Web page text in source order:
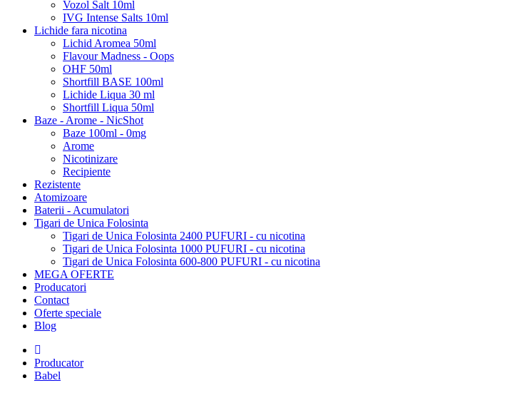
Vozol Salt 10ml
IVG Intense Salts 10ml
Lichide fara nicotina
Lichid Aromea 50ml
Flavour Madness - Oops
OHF 50ml
Shortfill BASE 100ml
Lichide Liqua 30 ml
Shortfill Liqua 50ml
Baze - Arome - NicShot
Baze 100ml - 0mg
Arome
Nicotinizare
Recipiente
Rezistente
Atomizoare
Baterii - Acumulatori
Tigari de Unica Folosinta
Tigari de Unica Folosinta 2400 PUFURI - cu nicotina
Tigari de Unica Folosinta 1000 PUFURI - cu nicotina
Tigari de Unica Folosinta 600-800 PUFURI - cu nicotina
MEGA OFERTE
Producatori
Contact
Oferte speciale
Blog
Producator
Babel